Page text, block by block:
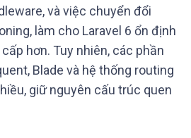
và việc chuyển đổi
làm cho Laravel 6 ổn định
hơn. Tuy nhiên, các phần
Blade và hệ thống routing
giữ nguyên cấu trúc quen